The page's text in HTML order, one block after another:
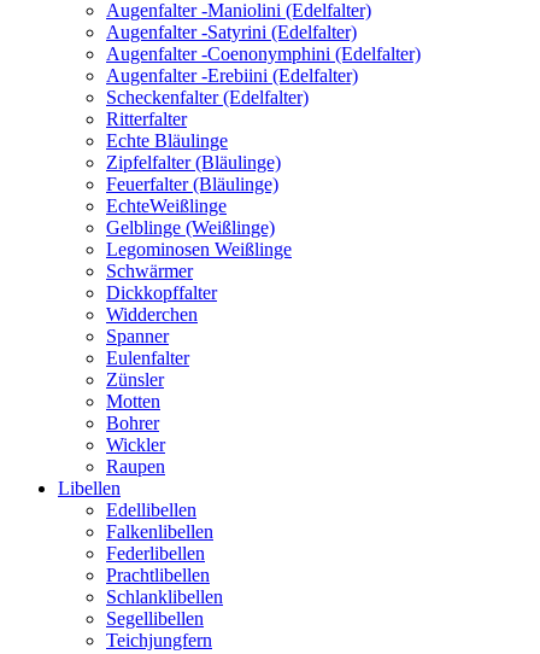
Augenfalter -Maniolini (Edelfalter)
Augenfalter -Satyrini (Edelfalter)
Augenfalter -Coenonymphini (Edelfalter)
Augenfalter -Erebiini (Edelfalter)
Scheckenfalter (Edelfalter)
Ritterfalter
Echte Bläulinge
Zipfelfalter (Bläulinge)
Feuerfalter (Bläulinge)
EchteWeißlinge
Gelblinge (Weißlinge)
Legominosen Weißlinge
Schwärmer
Dickkopffalter
Widderchen
Spanner
Eulenfalter
Zünsler
Motten
Bohrer
Wickler
Raupen
Libellen
Edellibellen
Falkenlibellen
Federlibellen
Prachtlibellen
Schlanklibellen
Segellibellen
Teichjungfern